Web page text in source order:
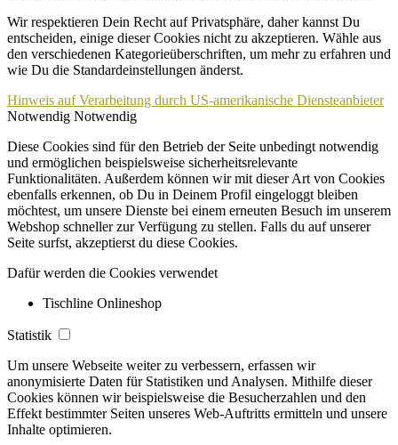
Wir respektieren Dein Recht auf Privatsphäre, daher kannst Du
entscheiden, einige dieser Cookies nicht zu akzeptieren. Wähle aus
den verschiedenen Kategorieüberschriften, um mehr zu erfahren und
wie Du die Standardeinstellungen änderst.
Hinweis auf Verarbeitung durch US-amerikanische Diensteanbieter
Notwendig Notwendig
Diese Cookies sind für den Betrieb der Seite unbedingt notwendig
und ermöglichen beispielsweise sicherheitsrelevante
Funktionalitäten. Außerdem können wir mit dieser Art von Cookies
ebenfalls erkennen, ob Du in Deinem Profil eingeloggt bleiben
möchtest, um unsere Dienste bei einem erneuten Besuch im unserem
Webshop schneller zur Verfügung zu stellen. Falls du auf unserer
Seite surfst, akzeptierst du diese Cookies.
Dafür werden die Cookies verwendet
Tischline Onlineshop
Statistik
Um unsere Webseite weiter zu verbessern, erfassen wir
anonymisierte Daten für Statistiken und Analysen. Mithilfe dieser
Cookies können wir beispielsweise die Besucherzahlen und den
Effekt bestimmter Seiten unseres Web-Auftritts ermitteln und unsere
Inhalte optimieren.